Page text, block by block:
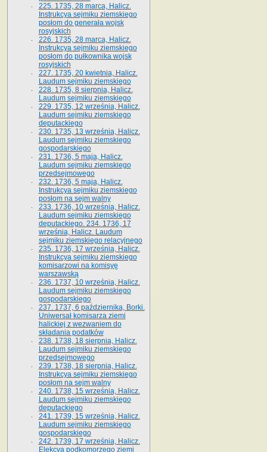
225. 1735, 28 marca, Halicz.
Instrukcya sejmiku ziemskiego
posłom do generała wojsk
rosyjskich
226. 1735, 28 marca, Halicz.
Instrukcya sejmiku ziemskiego
posłom do pułkownika wojsk
rosyjskich
227. 1735, 20 kwietnia, Halicz.
Laudum sejmiku ziemskiego
228. 1735, 8 sierpnia, Halicz.
Laudum sejmiku ziemskiego
229. 1735, 12 września, Halicz.
Laudum sejmiku ziemskiego
deputackiego
230. 1735, 13 września, Halicz.
Laudum sejmiku ziemskiego
gospodarskiego
231. 1736, 5 maja, Halicz.
Laudum sejmiku ziemskiego
przedsejmowego
232. 1736, 5 maja, Halicz.
Instrukcya sejmiku ziemskiego
posłom na sejm walny
233. 1736, 10 września, Halicz.
Laudum sejmiku ziemskiego
deputackiego. 234. 1736, 17
września, Halicz. Laudum
sejmiku ziemskiego relacyjnego
235. 1736, 17 września, Halicz.
Instrukcya sejmiku ziemskiego
komisarzowi na komisyę
warszawską
236. 1737, 10 września, Halicz.
Laudum sejmiku ziemskiego
gospodarskiego
237. 1737, 6 października, Borki.
Uniwersał komisarza ziemi
halickiej z wezwaniem do
składania podatków
238. 1738, 18 sierpnia, Halicz.
Laudum sejmiku ziemskiego
przedsejmowego
239. 1738, 18 sierpnia, Halicz.
Instrukcya sejmiku ziemskiego
posłom na sejm walny
240. 1738, 15 września, Halicz.
Laudum sejmiku ziemskiego
deputackiego
241. 1739, 15 września, Halicz.
Laudum sejmiku ziemskiego
gospodarskiego
242. 1739, 17 września, Halicz.
Elekcya podkomorzego ziemi